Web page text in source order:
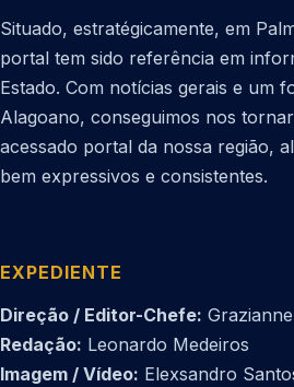
Situado, estratégicamente, em
portal tem sido referência em
Estado. Com notícias gerais e um
Alagoano, conseguimos nos
acessado portal da nossa região,
bem expressivos e consistentes.
EXPEDIENTE
Direção / Editor-Chefe:
Redação: Leonardo Medeiros
Imagem / Vídeo: Elexsandro